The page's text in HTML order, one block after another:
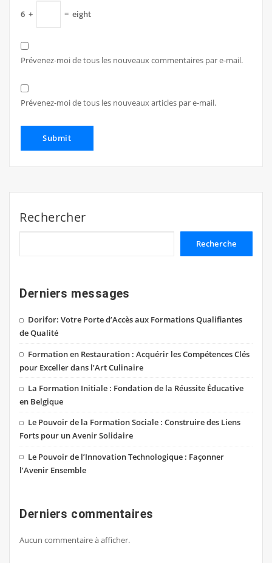
6 + = eight
Prévenez-moi de tous les nouveaux commentaires par e-mail.
Prévenez-moi de tous les nouveaux articles par e-mail.
Rechercher
Recherche
Derniers messages
Dorifor: Votre Porte d’Accès aux Formations Qualifiantes
de Qualité
Formation en Restauration : Acquérir les Compétences Clés
pour Exceller dans l’Art Culinaire
La Formation Initiale : Fondation de la Réussite Éducative
en Belgique
Le Pouvoir de la Formation Sociale : Construire des Liens
Forts pour un Avenir Solidaire
Le Pouvoir de l’Innovation Technologique : Façonner
l’Avenir Ensemble
Derniers commentaires
Aucun commentaire à afficher.